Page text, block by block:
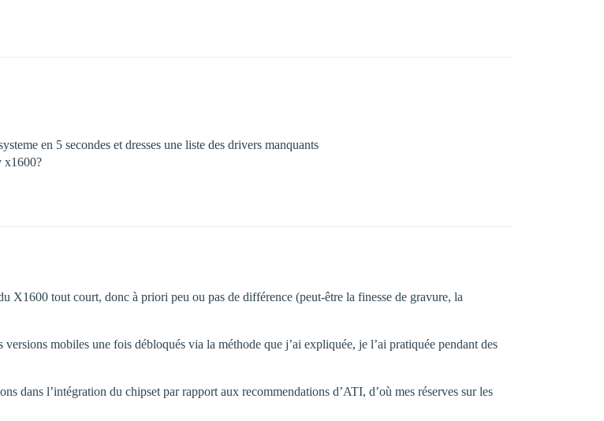
en 5 secondes et dresses une liste des drivers manquants
x1600?
tout court, donc à priori peu ou pas de différence (peut-être la finesse de gravure, la
mobiles une fois débloqués via la méthode que j’ai expliquée, je l’ai pratiquée pendant des
dans l’intégration du chipset par rapport aux recommendations d’ATI, d’où mes réserves sur les